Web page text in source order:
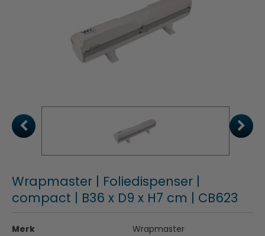
Wrapmaster | Foliedispenser |
compact | B36 x D9 x H7 cm | CB623
Merk
Wrapmaster